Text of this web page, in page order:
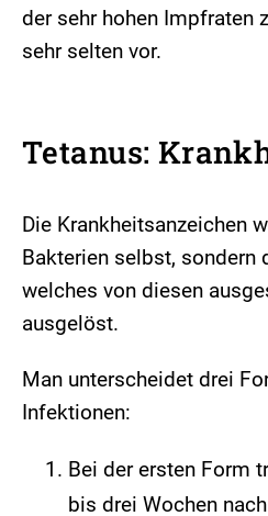
der sehr hohen Impfraten
sehr selten vor.
Tetanus:
Die Krankheitsanzeichen
Bakterien selbst, sondern
welches von diesen
ausgelöst.
Man unterscheidet drei
Infektionen:
Bei der ersten Form
bis drei Wochen